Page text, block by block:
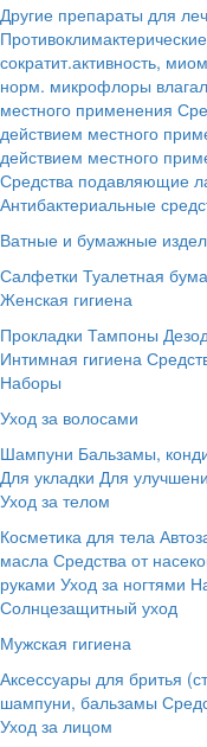
Другие препараты для
сократит.активность,
норм. микрофлоры
местного применения
действием местного
действием местного
Средства подавляющие
Антибактериальные
Ватные и бумажные
Салфетки Туалетная
Женская гигиена
Прокладки Тампоны
Интимная гигиена
Наборы
Уход за волосами
Шампуни Бальзамы,
Для укладки Для
Уход за телом
Косметика для тела
масла Средства от
руками Уход за ногтями
Солнцезащитный уход
Мужская гигиена
Аксессуары для бритья
шампуни, бальзамы
Уход за лицом